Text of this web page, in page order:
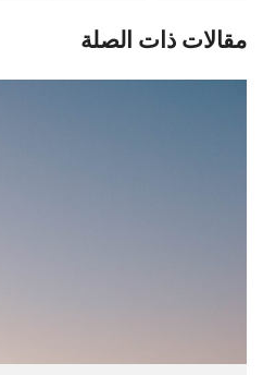
مقالات ذات الصلة